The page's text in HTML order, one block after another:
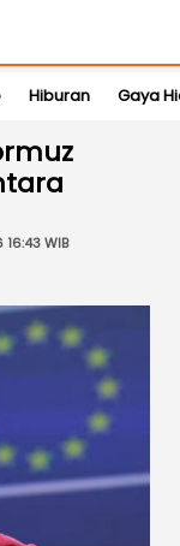
Hiburan Gaya
16:43 WIB